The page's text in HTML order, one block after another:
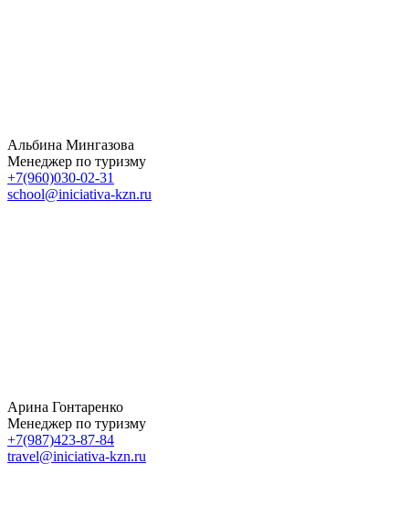
Альбина Мингазова
Менеджер по туризму
+7(960)030-02-31
school@iniciativa-kzn.ru
Арина Гонтаренко
Менеджер по туризму
+7(987)423-87-84
travel@iniciativa-kzn.ru